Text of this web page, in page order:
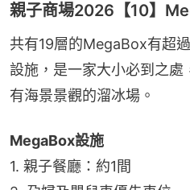
親子商場2026【10】
共有19層的MegaBox有超
設施，是一家大小必到之
有海景景觀的溜冰場。
MegaBox設施
1. 親子餐廳：約1間